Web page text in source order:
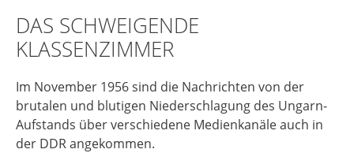
DAS SCHWEIGENDE
KLASSENZIMMER
Im November 1956 sind die Nachrichten von der
brutalen und blutigen Niederschlagung des Ungarn-
Aufstands über verschiedene Medienkanäle auch in
der DDR angekommen.